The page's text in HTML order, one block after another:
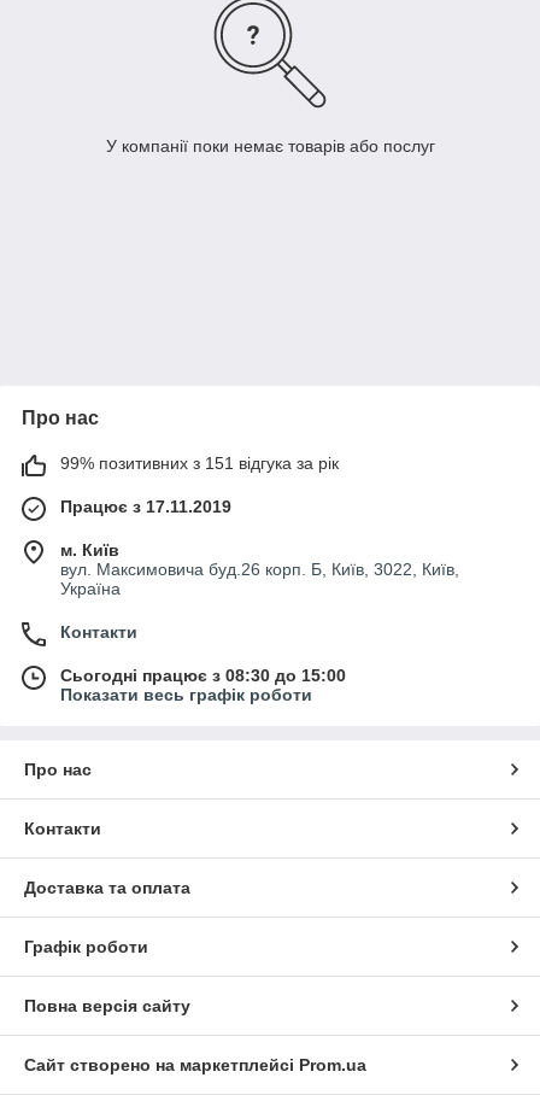
У компанії поки немає товарів або послуг
Про нас
99% позитивних з 151 відгука за рік
Працює з 17.11.2019
м. Київ
вул. Максимовича буд.26 корп. Б, Київ, 3022, Київ,
Україна
Контакти
Сьогодні працює з 08:30 до 15:00
Показати весь графік роботи
Про нас
Контакти
Доставка та оплата
Графік роботи
Повна версія сайту
Сайт створено на маркетплейсі Prom.ua